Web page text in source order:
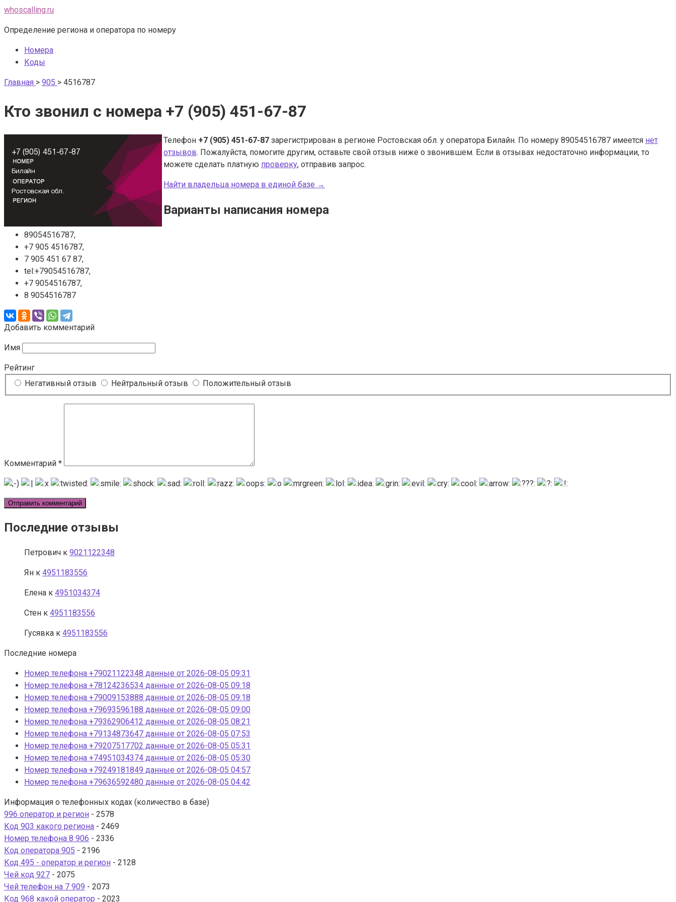
Перейти
контенту
whoscalling.ru
Определение региона и оператора по номеру
Номера
Коды
Главная > 905 > 4516787
Кто звонил с номера +7 (905) 451-67-87
Телефон +7 (905) 451-67-87 зарегистрирован в регионе Ростовская обл. у оператора Билайн. По номеру 89054516787 имеется нет
отзывов. Пожалуйста, помогите другим, оставьте свой отзыв ниже о звонившем. Если в отзывах недостаточно информации, то
можете сделать платную проверку, отправив запрос.
Найти владельца номера в единой базе →
Варианты написания номера
89054516787,
+7 905 4516787,
7 905 451 67 87,
tel:+79054516787,
+7 9054516787,
8 9054516787
Добавить комментарий
Имя
Рейтинг
Негативный отзыв
Нейтральный отзыв Положительный отзыв
Комментарий *
Последние отзывы
Петрович к 9021122348
Ян к 4951183556
Елена к 4951034374
Стен к 4951183556
Гусявка к 4951183556
Последние номера
Номер телефона +79021122348 данные от 2026-08-05 09:31
Номер телефона +78124236534 данные от 2026-08-05 09:18
Номер телефона +79009153888 данные от 2026-08-05 09:18
Номер телефона +79693596188 данные от 2026-08-05 09:00
Номер телефона +79362906412 данные от 2026-08-05 08:21
Номер телефона +79134873647 данные от 2026-08-05 07:53
Номер телефона +79207517702 данные от 2026-08-05 05:31
Номер телефона +74951034374 данные от 2026-08-05 05:30
Номер телефона +79249181849 данные от 2026-08-05 04:57
Номер телефона +79636592480 данные от 2026-08-05 04:42
Информация о телефонных кодах (количество в базе)
996 оператор и регион - 2578
Код 903 какого региона - 2469
Номер телефона 8 906 - 2336
Код оператора 905 - 2196
Код 495 - оператор и регион - 2128
Чей код 927 - 2075
Чей телефон на 7 909 - 2073
Код 968 какой оператор - 2023